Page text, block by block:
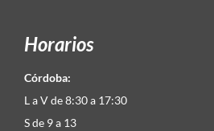
Horarios
Córdoba:
L a V de 8:30 a 17:30
S de 9 a 13